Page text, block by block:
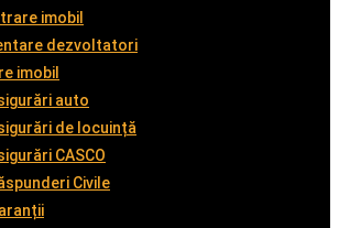
imobil
dezvoltatori
imobil
auto
de locuință
CASCO
Civile